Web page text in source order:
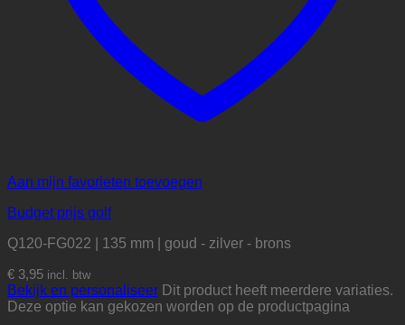
Aan mijn favorieten toevoegen
Budget prijs golf
Q120-FG022 | 135 mm | goud - zilver - brons
€ 3,95 incl. btw
Bekijk en personaliseer Dit product heeft meerdere variaties.
Deze optie kan gekozen worden op de productpagina